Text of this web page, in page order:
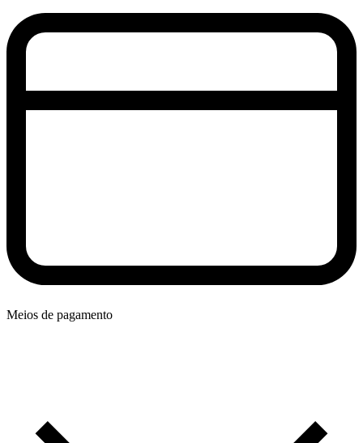
Meios de pagamento